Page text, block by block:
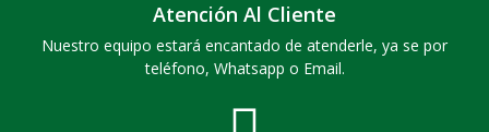
Atención Al Cliente
Nuestro equipo estará encantado de atenderle, ya se por
teléfono, Whatsapp o Email.